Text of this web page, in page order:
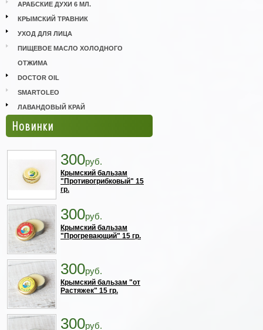
АРАБСКИЕ ДУХИ 6 МЛ.
КРЫМСКИЙ ТРАВНИК
УХОД ДЛЯ ЛИЦА
ПИЩЕВОЕ МАСЛО ХОЛОДНОГО
ОТЖИМА
DOCTOR OIL
SMARTOLEO
ЛАВАНДОВЫЙ КРАЙ
Новинки
300руб.
Крымский бальзам
"Противогрибковый" 15
гр.
300руб.
Крымский бальзам
"Прогревающий" 15 гр.
300руб.
Крымский бальзам "от
Растяжек" 15 гр.
300руб.